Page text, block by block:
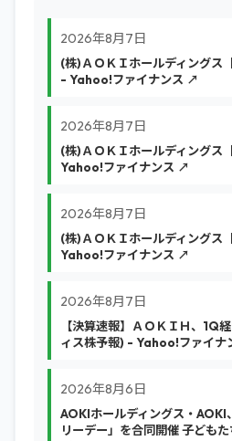
2026年8月7日
(株)ＡＯＫＩホールディングス
- Yahoo!ファイナンス ↗
2026年8月7日
(株)ＡＯＫＩホールディングス
Yahoo!ファイナンス ↗
2026年8月7日
(株)ＡＯＫＩホールディングス
Yahoo!ファイナンス ↗
2026年8月7日
【決算速報】ＡＯＫＩＨ、1Q
ィス株予報) - Yahoo!ファイナ
2026年8月6日
AOKIホールディングス・AOKI
リーデー」を合同開催 子ども